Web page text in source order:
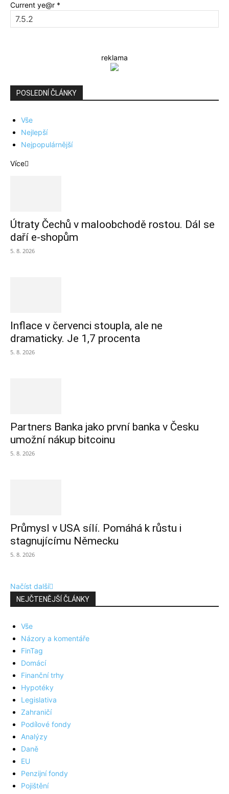
Current ye@r *
reklama
POSLEDNÍ ČLÁNKY
Vše
Nejlepší
Nejpopulárnější
Více
Útraty Čechů v maloobchodě rostou. Dál se
daří e-shopům
5. 8. 2026
Inflace v červenci stoupla, ale ne
dramaticky. Je 1,7 procenta
5. 8. 2026
Partners Banka jako první banka v Česku
umožní nákup bitcoinu
5. 8. 2026
Průmysl v USA sílí. Pomáhá k růstu i
stagnujícímu Německu
5. 8. 2026
Načíst další
NEJČTENĚJŠÍ ČLÁNKY
Vše
Názory a komentáře
FinTag
Domácí
Finanční trhy
Hypotéky
Legislativa
Zahraničí
Podílové fondy
Analýzy
Daně
EU
Penzijní fondy
Pojištění